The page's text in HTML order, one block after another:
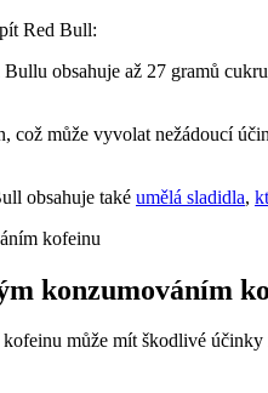
Red Bull:
obsahuje až 27 gramů
může vyvolat nežádoucí
obsahuje také umělá sladidla,
konzumováním
může mít škodlivé